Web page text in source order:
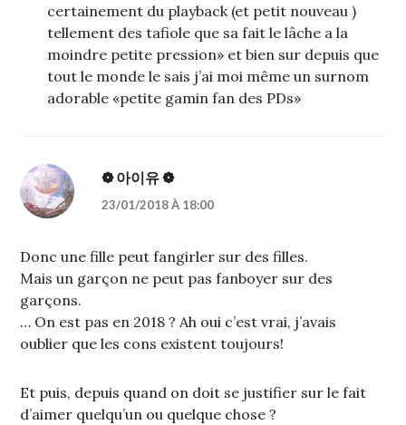
certainement du playback (et petit nouveau )
tellement des tafiole que sa fait le lâche a la
moindre petite pression» et bien sur depuis que
tout le monde le sais j’ai moi même un surnom
adorable «petite gamin fan des PDs»
❁ 아이유 ❁
23/01/2018 À 18:00
Donc une fille peut fangirler sur des filles.
Mais un garçon ne peut pas fanboyer sur des
garçons.
… On est pas en 2018 ? Ah oui c’est vrai, j’avais
oublier que les cons existent toujours!
Et puis, depuis quand on doit se justifier sur le fait
d’aimer quelqu’un ou quelque chose ?